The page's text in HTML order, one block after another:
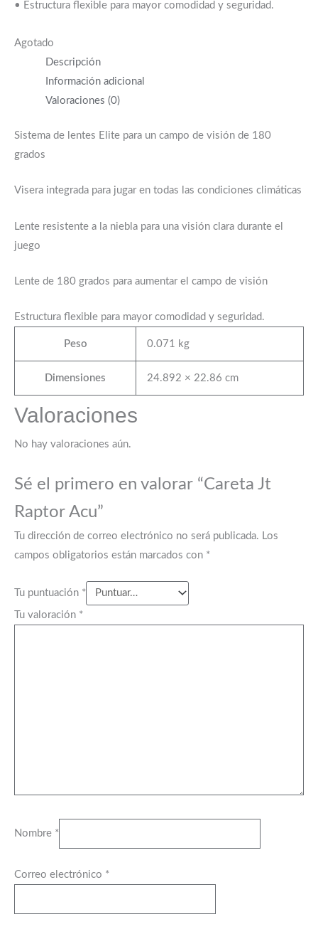
• Estructura flexible para mayor comodidad y seguridad.
Agotado
Descripción
Información adicional
Valoraciones (0)
Sistema de lentes Elite para un campo de visión de 180
grados
Visera integrada para jugar en todas las condiciones climáticas
Lente resistente a la niebla para una visión clara durante el
juego
Lente de 180 grados para aumentar el campo de visión
Estructura flexible para mayor comodidad y seguridad.
Peso 0.071 kg
Dimensiones 24.892 × 22.86 cm
Valoraciones
No hay valoraciones aún.
Sé el primero en valorar “Careta Jt
Raptor Acu”
Tu dirección de correo electrónico no será publicada. Los
campos obligatorios están marcados con *
Tu puntuación *
Tu valoración *
Nombre *
Correo electrónico *